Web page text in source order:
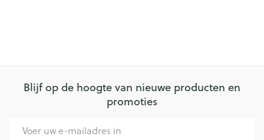
Blijf op de hoogte van nieuwe producten en
promoties